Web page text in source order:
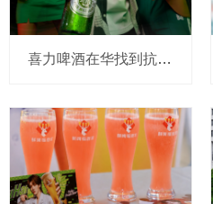
喜力啤酒在华找到抗跌“密码”？高端销量半年增长30%+，红爵甚至还翻了倍